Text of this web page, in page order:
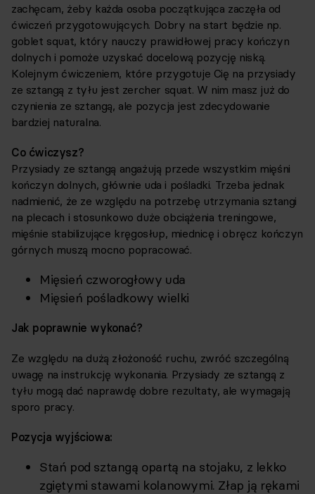
zachęcam, żeby każda osoba początkująca zaczęła od
ćwiczeń przygotowujących. Dobry na start będzie np.
goblet squat, który nauczy prawidłowej pracy kończyn
dolnych i pomoże uzyskać docelową pozycję niską.
Kolejnym ćwiczeniem, które przygotuje Cię na przysiady
ze sztangą z tyłu jest zercher squat. W nim masz już do
czynienia ze sztangą, ale pozycja jest zdecydowanie
bardziej naturalna.
Co ćwiczysz?
Przysiady ze sztangą angażują przede wszystkim mięśni
kończyn dolnych, głównie uda i pośladki. Trzeba jednak
nadmienić, że ze względu na potrzebę utrzymania sztangi
na plecach i stosunkowo duże obciążenia treningowe,
mięśnie stabilizujące kręgosłup, miednicę i obręcz kończyn
górnych muszą mocno popracować.
Mięsień czworogłowy uda
Mięsień pośladkowy wielki
Jak poprawnie wykonać?
Ze względu na dużą złożoność ruchu, zwróć szczególną
uwagę na instrukcję wykonania. Przysiady ze sztangą z
tyłu mogą dać naprawdę dobre rezultaty, ale wymagają
sporo pracy.
Pozycja wyjściowa:
Stań pod sztangą opartą na stojaku, z lekko
zgiętymi stawami kolanowymi. Złap ją rękami